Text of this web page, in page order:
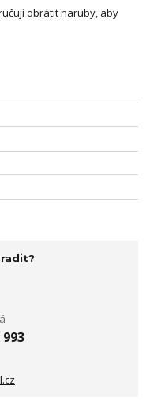
obrátit naruby, aby
993